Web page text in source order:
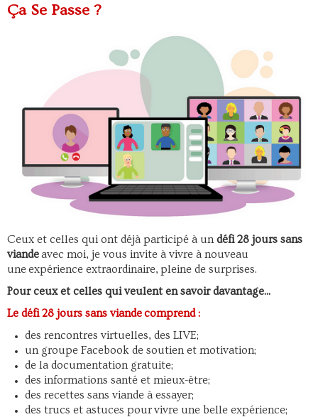
Ça Se Passe ?
Ceux et celles qui ont déjà participé à undéfi 28 jours sans
viandeavec moi, je vous invite à vivre à nouveau
une expérience extraordinaire, pleine de surprises.
Pour ceux et celles qui veulent en savoir davantage...
Le défi 28 jours sans viande comprend :
des rencontres virtuelles, des LIVE;
un groupe Facebook de soutien et motivation;
de la documentation gratuite;
des informations santé et mieux-être;
des recettes sans viande à essayer;
des trucs et astuces pour vivre une belle expérience;